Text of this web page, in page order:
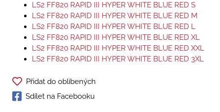
LS2 FF820 RAPID III HYPER WHITE BLUE RED S
LS2 FF820 RAPID III HYPER WHITE BLUE RED M
LS2 FF820 RAPID III HYPER WHITE BLUE RED L
LS2 FF820 RAPID III HYPER WHITE BLUE RED XL
LS2 FF820 RAPID III HYPER WHITE BLUE RED XXL
LS2 FF820 RAPID III HYPER WHITE BLUE RED 3XL
Přidat do oblíbených
Sdílet na Facebooku